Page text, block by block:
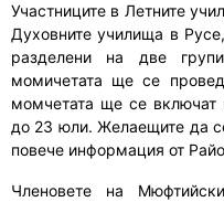
Участниците в Летните
Духовните училища в
разделени на две
момичетата ще се
момчетата ще се включат
до 23 юли. Желаещите да
повече информация от
Членовете на